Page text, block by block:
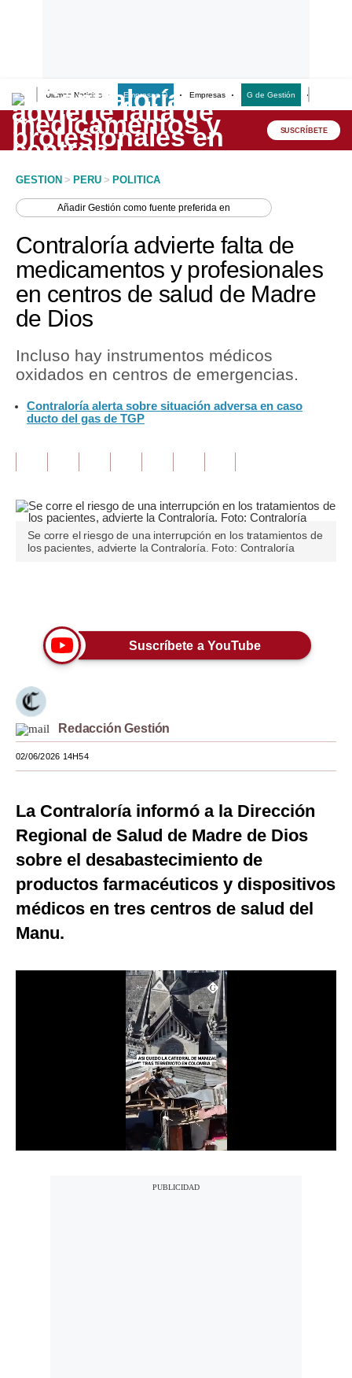
Últimas Noticias Empresas G Empresas G de Gestión
Lo último
Peru Quiosco
Economía
Mercados
Perú
Política
Tu Dinero
Finanzas Personales
Opinión
Editorial
Tendencias
Lujo
Viajes
Moda
Estilos
México
España
Internacional
SUSCRÍBETE
GESTION > PERU > POLITICA
AñadirGestión como fuente preferida en
Contraloría advierte falta de
medicamentos y profesionales
en centros de salud de Madre
de Dios
Incluso hay instrumentos médicos
oxidados en centros de emergencias.
Contraloría alerta sobre situación adversa en caso
ducto del gas de TGP
Se corre el riesgo de una interrupción en los tratamientos de
los pacientes, advierte la Contraloría. Foto: Contraloría
Suscríbete a YouTube
Redacción Gestión
02/06/2026 14H54
La Contraloría informó a la Dirección
Regional de Salud de Madre de Dios
sobre el desabastecimiento de
productos farmacéuticos y dispositivos
médicos en tres centros de salud del
Manu.